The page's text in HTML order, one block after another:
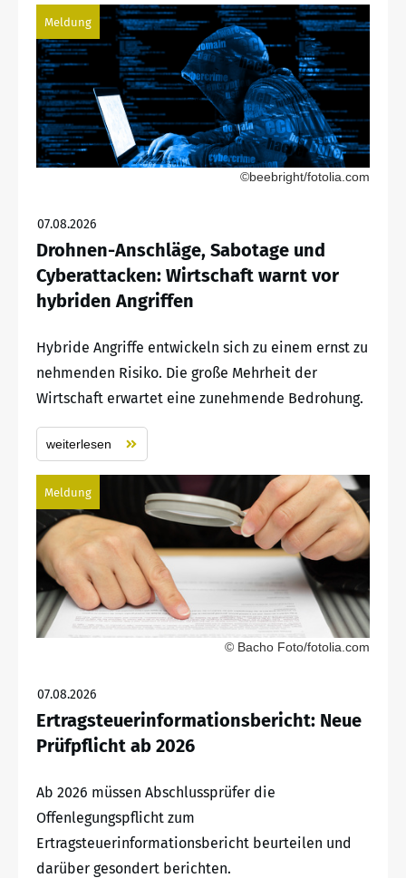
Meldung
©beebright/fotolia.com
07.08.2026
Drohnen-Anschläge, Sabotage und
Cyberattacken: Wirtschaft warnt vor
hybriden Angriffen
Hybride Angriffe entwickeln sich zu einem ernst zu
nehmenden Risiko. Die große Mehrheit der
Wirtschaft erwartet eine zunehmende Bedrohung.
weiterlesen
Meldung
© Bacho Foto/fotolia.com
07.08.2026
Ertragsteuerinformationsbericht: Neue
Prüfpflicht ab 2026
Ab 2026 müssen Abschlussprüfer die
Offenlegungspflicht zum
Ertragsteuerinformationsbericht beurteilen und
darüber gesondert berichten.